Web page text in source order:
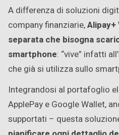
A differenza di soluzioni
company finanziarie,Alipay+
separata che bisogna
smartphone: “vive” infatti
che già si utilizza sullo
Integrandosi al portafoglio
ApplePay e Google Wallet,
supportati – questa